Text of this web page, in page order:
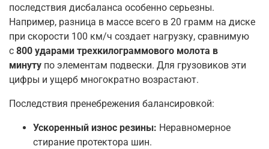
последствия дисбаланса особенно серьезны.
Например, разница в массе всего в 20 грамм на диске
при скорости 100 км/ч создает нагрузку, сравнимую
с 800 ударами трехкилограммового молота в
минуту по элементам подвески. Для грузовиков эти
цифры и ущерб многократно возрастают.
Последствия пренебрежения балансировкой:
Ускоренный износ резины: Неравномерное
стирание протектора шин.